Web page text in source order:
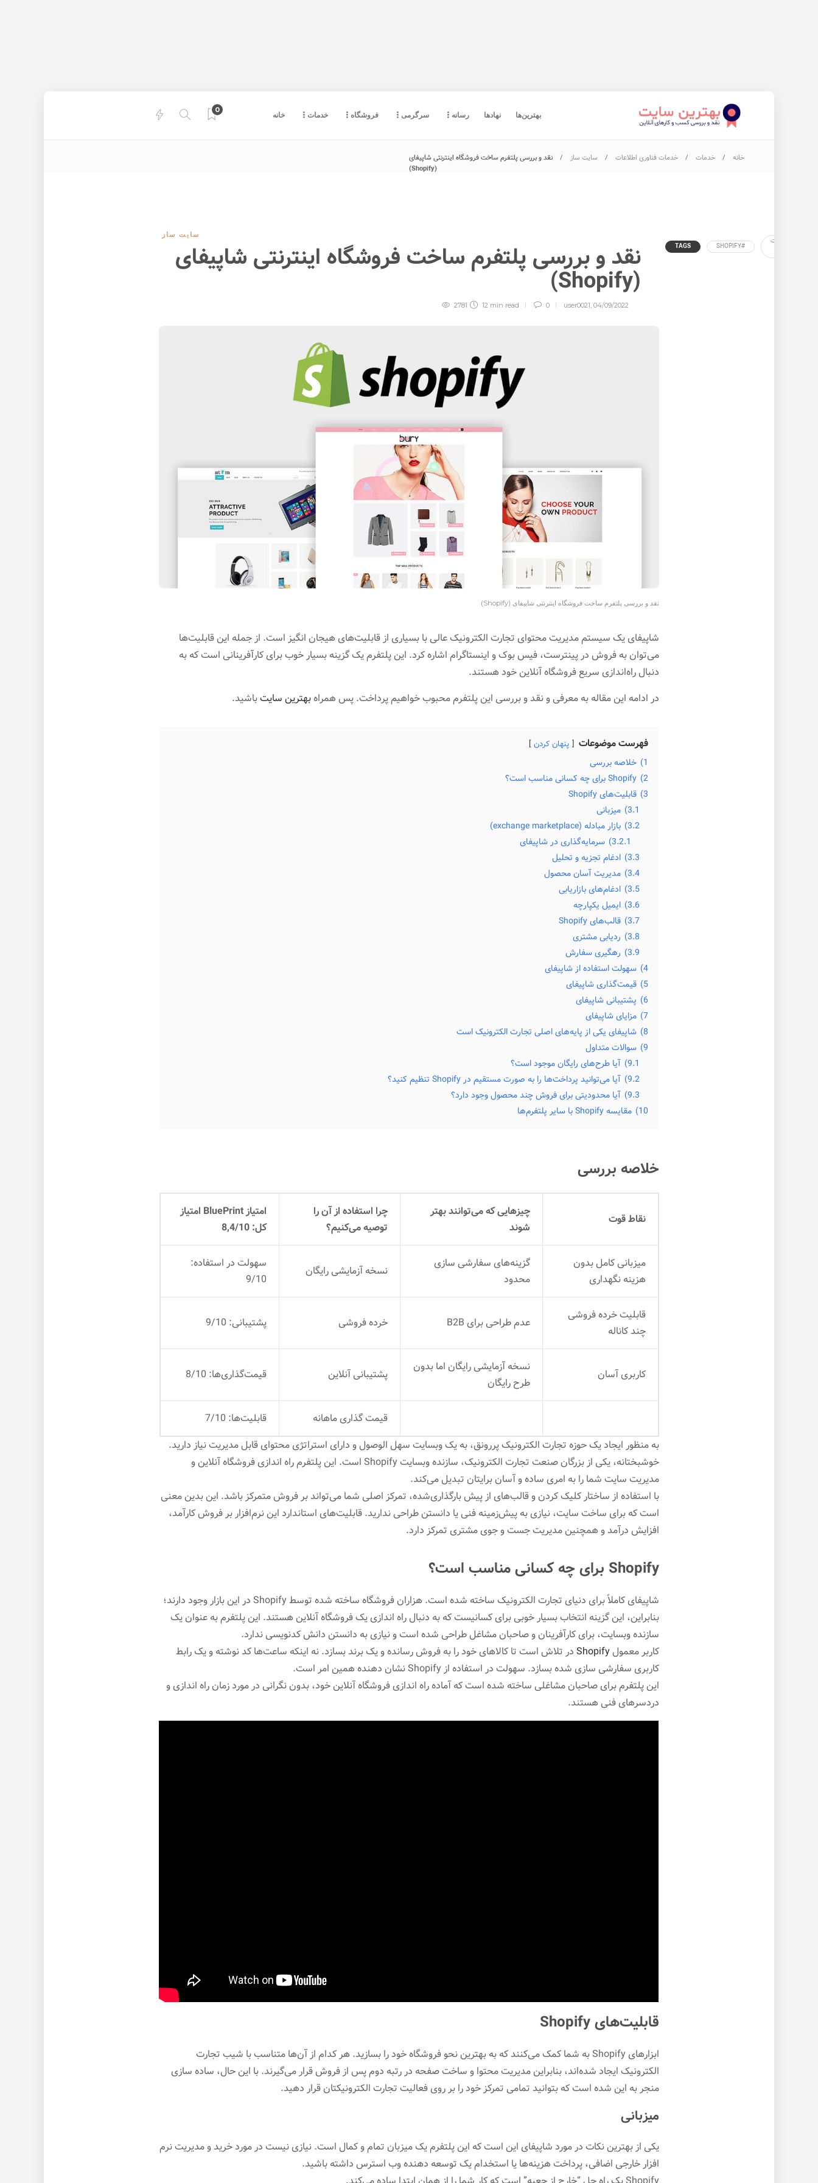
خانه خدمات فروشگاه سرگرمی رسانه نهادها بهترین‌ها
0
خانه خدمات خدمات فناوری اطلاعات سایت ساز
نقد و بررسی پلتفرم ساخت فروشگاه اینترنتی شاپیفای
(Shopify)
سایت ساز
نقد و بررسی پلتفرم ساخت فروشگاه اینترنتی شاپیفای
(Shopify)
user0021, 04/09/2022
0
12 min read
2781
نقد و بررسی پلتفرم ساخت فروشگاه اینترنتی شاپیفای (Shopify)
شاپیفای یک سیستم مدیریت محتوای تجارت الکترونیک عالی با بسیاری از قابلیت‌های هیجان انگیز است. از جمله این قابلیت‌ها
می‌توان به فروش در پینترست، فیس بوک و اینستاگرام اشاره کرد. این پلتفرم یک گزینه بسیار خوب برای کارآفرینانی است که به
دنبال راه‌اندازی سریع فروشگاه آنلاین خود هستند.
در ادامه این مقاله به معرفی و نقد و بررسی این پلتفرم محبوب خواهیم پرداخت. پس همراهبهترین سایتباشید.
فهرست موضوعات پنهان کردن
1) خلاصه بررسی
2) Shopify برای چه کسانی مناسب است؟
3) قابلیت‌های Shopify
3.1) میزبانی
3.2) بازار مبادله (exchange marketplace)
3.2.1) سرمایه‌گذاری در شاپیفای
3.3) ادغام تجزیه و تحلیل
3.4) مدیریت آسان محصول
3.5) ادغام‌های بازاریابی
3.6) ایمیل یکپارچه
3.7) قالب‌های Shopify
3.8) ردیابی مشتری
3.9) رهگیری سفارش
4) سهولت استفاده از شاپیفای
5) قیمت‌گذاری شاپیفای
6) پشتیبانی شاپیفای
7) مزایای شاپیفای
8) شاپیفای یکی از پایه‌های اصلی تجارت الکترونیک است
9) سوالات متداول
9.1) آیا طرح‌های رایگان موجود است؟
9.2) آیا می‌توانید پرداخت‌ها را به صورت مستقیم در Shopify تنظیم کنید؟
9.3) آیا محدودیتی برای فروش چند محصول وجود دارد؟
10) مقایسه Shopify با سایر پلتفرم‌ها
خلاصه بررسی
نقاط قوت
چیزهایی که می‌توانند بهتر
شوند
چرا استفاده از آن را
توصیه می‌کنیم؟
امتیاز BluePrint امتیاز
کل: 8,4/10
میزبانی کامل بدون
هزینه نگهداری
گزینه‌های سفارشی سازی
محدود
نسخه آزمایشی رایگان
سهولت در استفاده:
9/10
قابلیت خرده فروشی
چند کاناله
عدم طراحی برای B2B خرده فروشی پشتیبانی: 9/10
کاربری آسان
نسخه آزمایشی رایگان اما بدون
طرح رایگان
پشتیبانی آنلاین قیمت‌گذاری‌ها: 8/10
قیمت گذاری ماهانه
قابلیت‌ها: 7/10
به منظور ایجاد یک حوزه تجارت الکترونیک پررونق، به یک وبسایت سهل الوصول و دارای استراتژی محتوای قابل مدیریت نیاز دارید.
خوشبختانه، یکی از بزرگان صنعت تجارت الکترونیک، سازنده وبسایت Shopify است. این پلتفرم راه اندازی فروشگاه آنلاین و
مدیریت سایت شما را به امری ساده و آسان برایتان تبدیل می‌کند.
با استفاده از ساختار کلیک کردن و قالب‌های از پیش بارگذاری‌شده، تمرکز اصلی شما می‌تواند بر فروش متمرکز باشد. این بدین معنی
است که برای ساخت سایت، نیازی به پیش‌زمینه فنی یا دانستن طراحی ندارید. قابلیت‌های استاندارد این نرم‌افزار بر فروش کارآمد،
افزایش درآمد و همچنین مدیریت جست و جوی مشتری تمرکز دارد.
Shopify برای چه کسانی مناسب است؟
شاپیفای کاملاً برای دنیای تجارت الکترونیک ساخته شده است. هزاران فروشگاه ساخته شده توسط Shopify در این بازار وجود دارند؛
بنابراین، این گزینه انتخاب بسیار خوبی برای کسانیست که به دنبال راه اندازی یک فروشگاه آنلاین هستند. این پلتفرم به عنوان یک
سازنده وبسایت، برای کارآفرینان و صاحبان مشاغل طراحی شده است و نیازی به دانستن دانش کدنویسی ندارد.
کاربر معمولShopify در تلاش است تا کالاهای خود را به فروش رسانده و یک برند بسازد. نه اینکه ساعت‌ها کد نوشته و یک رابط
کاربری سفارشی سازی شده بسازد. سهولت در استفاده از Shopify نشان دهنده همین امر است.
این پلتفرم برای صاحبان مشاغلی ساخته شده است که آماده راه اندازی فروشگاه آنلاین خود، بدون نگرانی در مورد زمان راه اندازی و
دردسرهای فنی هستند.
قابلیت‌های Shopify
ابزارهای Shopify به شما کمک می‌کنند که به بهترین نحو فروشگاه خود را بسازید. هر کدام از آن‌ها متناسب با شیب تجارت
الکترونیک ایجاد شده‌اند، بنابراین مدیریت محتوا و ساخت صفحه در رتبه دوم پس از فروش قرار می‌گیرند. با این حال، ساده سازی
منجر به این شده است که بتوانید تمامی تمرکز خود را بر روی فعالیت تجارت الکترونیکتان قرار دهید.
میزبانی
یکی از بهترین نکات در مورد شاپیفای این است که این پلتفرم یک میزبان تمام و کمال است. نیازی نیست در مورد خرید و مدیریت نرم
افزار خارجی اضافی، پرداخت هزینه‌ها یا استخدام یک توسعه دهنده وب استرس داشته باشید.
TAGS #SHOPIFY
#ساخت